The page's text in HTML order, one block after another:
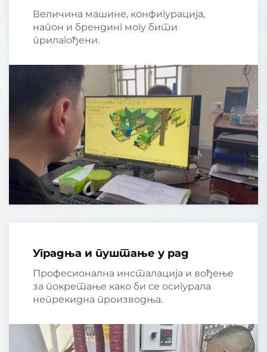
Величина машине, конфигурација,
напон и брендинг могу бити
прилагођени.
Уградња и пуштање у рад
Професионална инсталација и вођење
за покретање како би се осигурала
непрекидна производња.